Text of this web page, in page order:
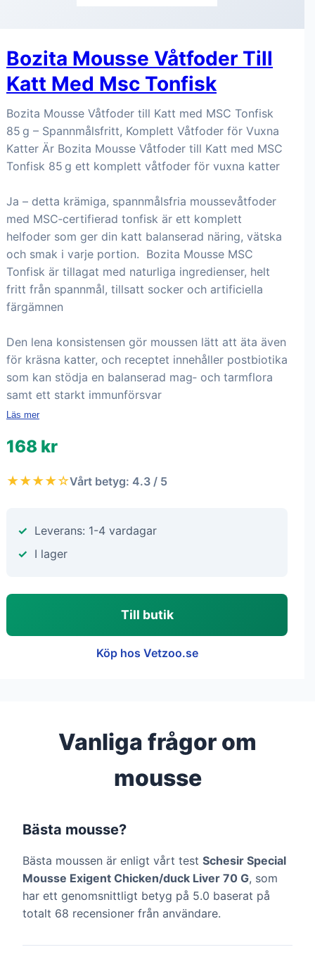
Bozita Mousse Våtfoder Till
Katt Med Msc Tonfisk
Bozita Mousse Våtfoder till Katt med MSC Tonfisk
85 g – Spannmålsfritt, Komplett Våtfoder för Vuxna
Katter Är Bozita Mousse Våtfoder till Katt med MSC
Tonfisk 85 g ett komplett våtfoder för vuxna katter
Ja – detta krämiga, spannmålsfria moussevåtfoder
med MSC‑certifierad tonfisk är ett komplett
helfoder som ger din katt balanserad näring, vätska
och smak i varje portion. Bozita Mousse MSC
Tonfisk är tillagat med naturliga ingredienser, helt
fritt från spannmål, tillsatt socker och artificiella
färgämnen
Den lena konsistensen gör moussen lätt att äta även
för kräsna katter, och receptet innehåller postbiotika
som kan stödja en balanserad mag‑ och tarmflora
samt ett starkt immunförsvar
Läs mer
168 kr
★★★★☆Vårt betyg: 4.3 / 5
Leverans: 1-4 vardagar
I lager
Till butik
Köp hos Vetzoo.se
Vanliga frågor om
mousse
Bästa mousse?
Bästa moussen är enligt vårt test Schesir Special
Mousse Exigent Chicken/duck Liver 70 G, som
har ett genomsnittligt betyg på 5.0 baserat på
totalt 68 recensioner från användare.